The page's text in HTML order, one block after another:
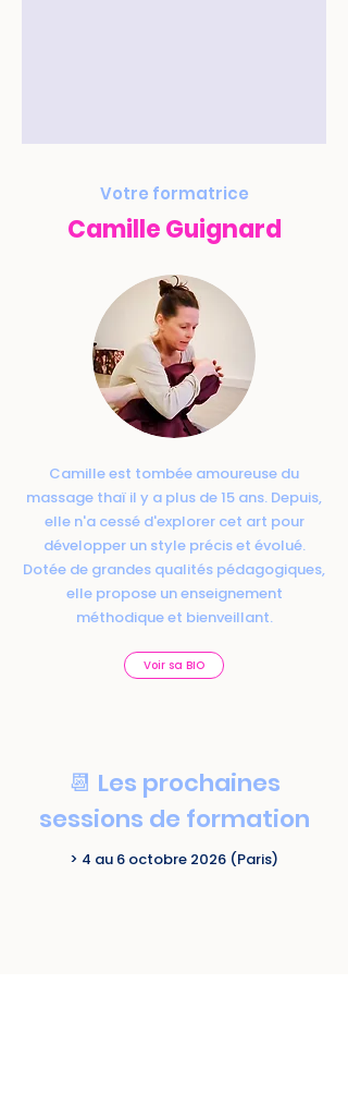
Votre formatrice
Camille Guignard
Camille est tombée amoureuse du
massage thaï il y a plus de 15 ans. Depuis,
elle n'a cessé d'explorer cet art pour
développer un style précis et évolué.
Dotée de grandes qualités pédagogiques,
elle propose un enseignement
méthodique et bienveillant.
Voir sa BIO
📆 Les prochaines
sessions de formation
> 4 au 6 octobre 2026 (Paris)